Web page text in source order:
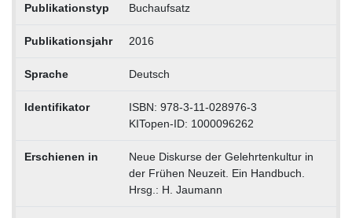
Publikationstyp Buchaufsatz
Publikationsjahr 2016
Sprache Deutsch
Identifikator
ISBN: 978-3-11-028976-3
KITopen-ID: 1000096262
Erschienen in
Neue Diskurse der Gelehrtenkultur in
der Frühen Neuzeit. Ein Handbuch.
Hrsg.: H. Jaumann